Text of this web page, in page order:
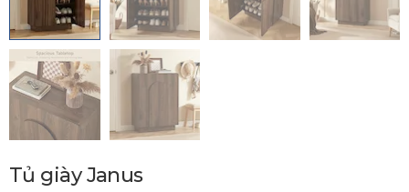
Tủ giày Janus